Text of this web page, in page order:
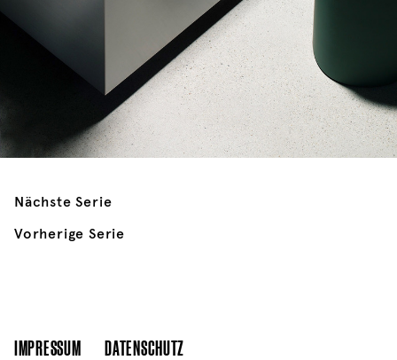
Nächste Serie
Vorherige Serie
IMPRESSUM DATENSCHUTZ